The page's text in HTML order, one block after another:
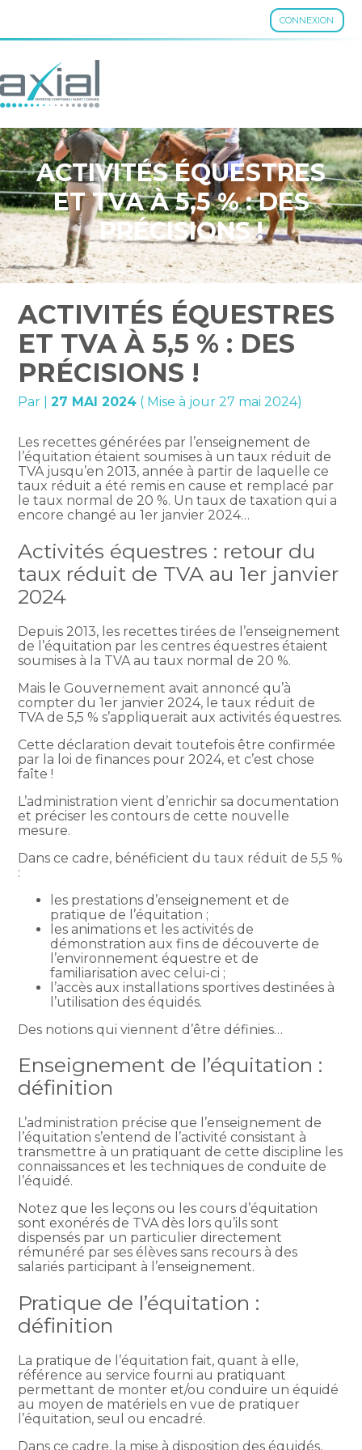
CONNEXION
Aller
au
ACTIVITÉS ÉQUESTRES
ET TVA À 5,5 % : DES
PRÉCISIONS !
ACTIVITÉS ÉQUESTRES
ET TVA À 5,5 % : DES
PRÉCISIONS !
Par |27 MAI 2024 ( Mise à jour 27 mai 2024)
Les recettes générées par l’enseignement de
l’équitation étaient soumises à un taux réduit de
TVA jusqu’en 2013, année à partir de laquelle ce
taux réduit a été remis en cause et remplacé par
le taux normal de 20 %. Un taux de taxation qui a
encore changé au 1er janvier 2024…
Activités équestres : retour du
taux réduit de TVA au 1er janvier
2024
Depuis 2013, les recettes tirées de l’enseignement
de l’équitation par les centres équestres étaient
soumises à la TVA au taux normal de 20 %.
Mais le Gouvernement avait annoncé qu’à
compter du 1er janvier 2024, le taux réduit de
TVA de 5,5 % s’appliquerait aux activités équestres.
Cette déclaration devait toutefois être confirmée
par la loi de finances pour 2024, et c’est chose
faîte !
L’administration vient d’enrichir sa documentation
et préciser les contours de cette nouvelle
mesure.
Dans ce cadre, bénéficient du taux réduit de 5,5 %
:
les prestations d’enseignement et de
pratique de l’équitation ;
les animations et les activités de
démonstration aux fins de découverte de
l’environnement équestre et de
familiarisation avec celui-ci ;
l’accès aux installations sportives destinées à
l’utilisation des équidés.
Des notions qui viennent d’être définies…
Enseignement de l’équitation :
définition
L’administration précise que l’enseignement de
l’équitation s’entend de l’activité consistant à
transmettre à un pratiquant de cette discipline les
connaissances et les techniques de conduite de
l’équidé.
Notez que les leçons ou les cours d’équitation
sont exonérés de TVA dès lors qu’ils sont
dispensés par un particulier directement
rémunéré par ses élèves sans recours à des
salariés participant à l’enseignement.
Pratique de l’équitation :
définition
La pratique de l’équitation fait, quant à elle,
référence au service fourni au pratiquant
permettant de monter et/ou conduire un équidé
au moyen de matériels en vue de pratiquer
l’équitation, seul ou encadré.
Dans ce cadre, la mise à disposition des équidés,